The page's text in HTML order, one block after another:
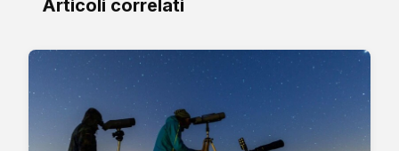
Articoli correlati